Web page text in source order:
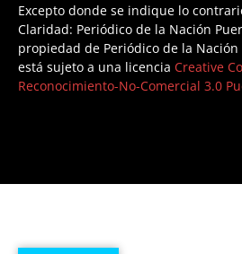
Excepto donde se indique lo
Claridad: Periódico de la Nación
propiedad de Periódico de la
está sujeto a una licencia Creative
Reconocimiento-No-Comercial 3.0